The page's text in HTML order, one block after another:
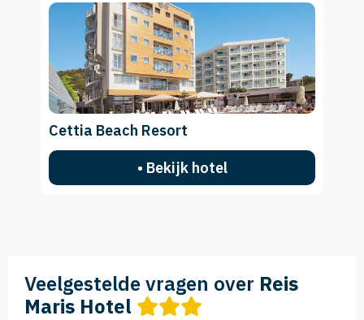
Cettia Beach Resort
• Bekijk hotel
Veelgestelde vragen over Reis
Maris Hotel